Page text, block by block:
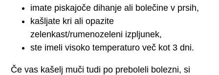
imate piskajoče dihanje ali bolečine v prsih,
kašljate kri ali opazite
zelenkast/rumenozeleni izpljunek,
ste imeli visoko temperaturo več kot 3 dni.
Če vas kašelj muči tudi po preboleli bolezni, si